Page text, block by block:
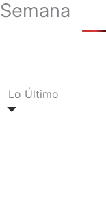
Semana
Lo Último